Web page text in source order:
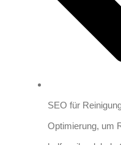
SEO für
Optimierung, um